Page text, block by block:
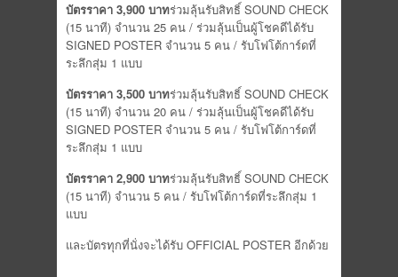
บัตรราคา 3,900 บาทร่วมลุ้นรับสิทธิ์ SOUND CHECK
(15 นาที) จำนวน 25 คน / ร่วมลุ้นเป็นผู้โชคดีได้รับ
SIGNED POSTER จำนวน 5 คน / รับโฟโต้การ์ดที่
ระลึกสุ่ม 1 แบบ
บัตรราคา 3,500 บาทร่วมลุ้นรับสิทธิ์ SOUND CHECK
(15 นาที) จำนวน 20 คน / ร่วมลุ้นเป็นผู้โชคดีได้รับ
SIGNED POSTER จำนวน 5 คน / รับโฟโต้การ์ดที่
ระลึกสุ่ม 1 แบบ
บัตรราคา 2,900 บาทร่วมลุ้นรับสิทธิ์ SOUND CHECK
(15 นาที) จำนวน 5 คน / รับโฟโต้การ์ดที่ระลึกสุ่ม 1
แบบ
และบัตรทุกที่นั่งจะได้รับ OFFICIAL POSTER อีกด้วย